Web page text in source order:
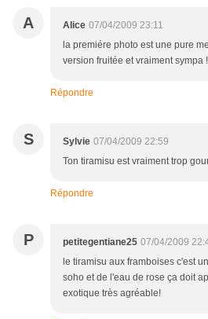
A Alice 07/04/2009 23:11
la premiére photo est une pure
version fruitée et vraiment sympa !
Répondre
S Sylvie 07/04/2009 22:59
Ton tiramisu est vraiment trop
Répondre
P petitegentiane25 07/04/2009
le tiramisu aux framboises c'est
soho et de l'eau de rose ça doit
exotique très agréable!